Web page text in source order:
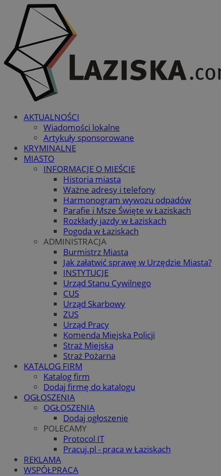
AKTUALNOŚCI
Wiadomości lokalne
Artykuły sponsorowane
KRYMINALNE
MIASTO
INFORMACJE O MIEŚCIE
Historia miasta
Ważne adresy i telefony
Harmonogram wywozu odpadów
Parafie i Msze Święte w Łaziskach
Rozkłady jazdy w Łaziskach
Pogoda w Łaziskach
ADMINISTRACJA
Burmistrz Miasta
Jak załatwić sprawę w Urzędzie Miasta?
INSTYTUCJE
Urząd Stanu Cywilnego
CUS
Urząd Skarbowy
ZUS
Urząd Pracy
Komenda Miejska Policji
Straż Miejska
Straż Pożarna
KATALOG FIRM
Katalog firm
Dodaj firmę do katalogu
OGŁOSZENIA
OGŁOSZENIA
Dodaj ogłoszenie
POLECAMY
Protocol IT
Pracuj.pl - praca w Łaziskach
REKLAMA
WSPÓŁPRACA